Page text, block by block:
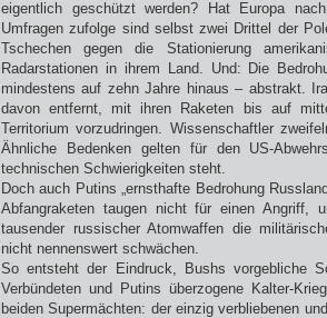
eigentlich geschützt werden? Hat Europa
Umfragen zufolge sind selbst zwei Drittel der
Tschechen gegen die Stationierung
Radarstationen in ihrem Land. Und: Die
mindestens auf zehn Jahre hinaus – abstrakt.
davon entfernt, mit ihren Raketen bis auf
Territorium vorzudringen. Wissenschaftler
Ähnliche Bedenken gelten für den US-
technischen Schwierigkeiten steht.
Doch auch Putins „ernsthafte Bedrohung
Abfangraketen taugen nicht für einen Angriff,
tausender russischer Atomwaffen die
nicht nennenswert schwächen.
So entsteht der Eindruck, Bushs vorgebliche
Verbündeten und Putins überzogene Kalter-
beiden Supermächten: der einzig verbliebenen